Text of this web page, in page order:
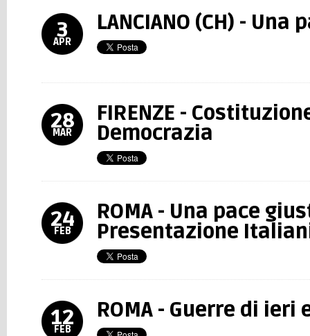
3
APR
LANCIANO (CH) - Una
28
MAR
FIRENZE -
Democrazia
24
FEB
ROMA - Una pace
Presentazione
12
FEB
ROMA - Guerre di ieri